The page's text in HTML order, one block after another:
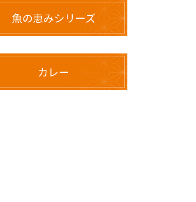
魚の恵みシリーズ
カレー